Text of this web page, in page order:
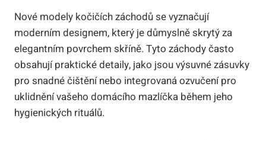
Nové modely kočičích záchodů se vyznačují
moderním designem, který je důmyslně skrytý za
elegantním povrchem skříně. Tyto záchody často
obsahují praktické detaily, jako jsou výsuvné zásuvky
pro snadné čištění nebo integrovaná ozvučení pro
uklidnění vašeho domácího mazlíčka během jeho
hygienických rituálů.